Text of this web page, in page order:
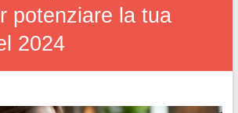
potenziare la tua
2024